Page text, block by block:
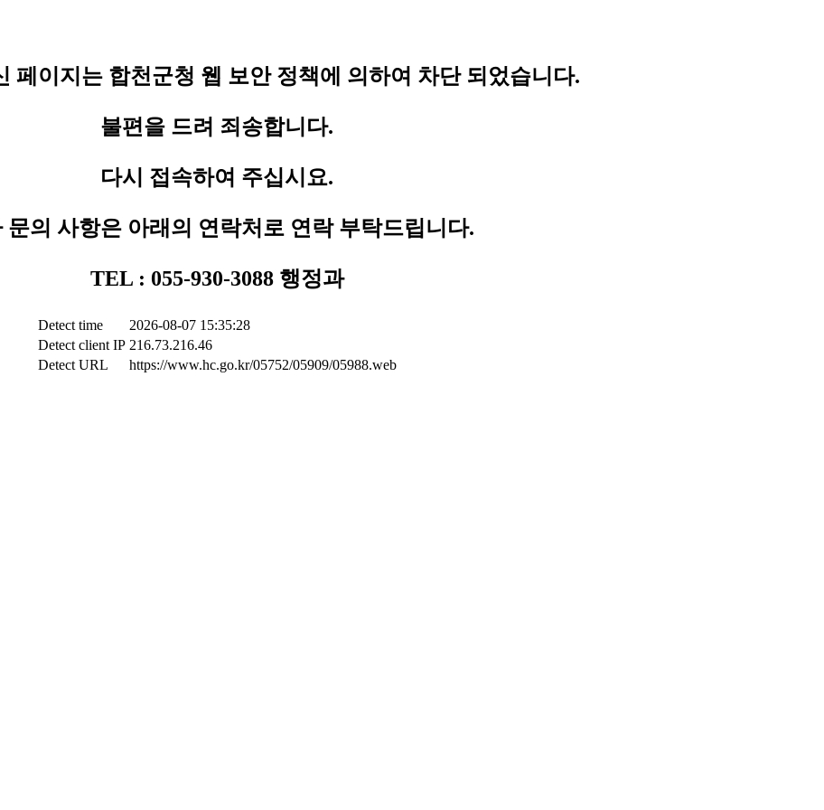
페이지는 합천군청 웹 보안 정책에 의하여 차단 되었습니다.
불편을 드려 죄송합니다.
다시 접속하여 주십시요.
문의 사항은 아래의 연락처로 연락 부탁드립니다.
TEL : 055-930-3088 행정과
Detect time
2026-08-07 15:35:28
Detect client IP 216.73.216.46
Detect URL
https://www.hc.go.kr/05752/05909/05988.web